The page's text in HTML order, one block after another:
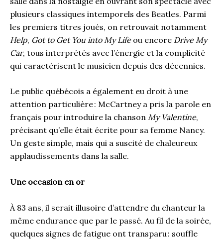
plusieurs classiques intemporels des Beatles. Parmi
les premiers titres joués, on retrouvait notamment
Help, Got to Get You into My Lifeou encore Drive My
Car, tous interprétés avec l’énergie et la complicité
qui caractérisent le musicien depuis des décennies.
Le public québécois a également eu droit à une
attention particulière : McCartney a pris la parole en
français pour introduire la chanson My Valentine,
précisant qu’elle était écrite pour sa femme Nancy.
Un geste simple, mais qui a suscité de chaleureux
applaudissements dans la salle.
Une occasion en or
À 83 ans, il serait illusoire d’attendre du chanteur la
même endurance que par le passé. Au fil de la soirée,
quelques signes de fatigue ont transparu : souffle